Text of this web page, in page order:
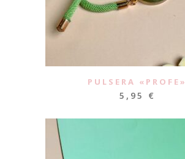
PULSERA «PROFE»
5,95 €